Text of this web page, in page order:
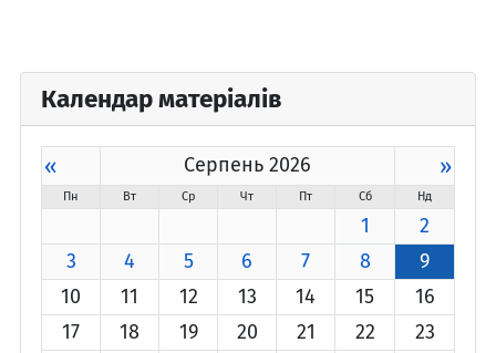
Календар матеріалів
« Серпень 2026 »
Пн Вт Ср Чт Пт Сб Нд
1
2
3
4 5 6 7 8
9
10
11 12 13 14 15
16
17
18 19 20 21 22
23